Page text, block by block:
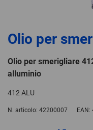
Olio per
Olio per smerigliare
alluminio
412 ALU
N. articolo: 42200007 EAN: